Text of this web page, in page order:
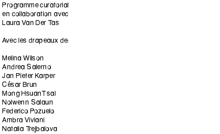
Programme curatorial
en collaboration avec
Laura Van Der Tas
Avec les drapeaux de:
Melina Wilson
Andrea Salerno
Jan Pieter Karper
César Brun
Mong HsuanTsai
Nolwenn Salaun
Federico Pozuelo
Ambra Viviani
Natalia Trejbalova